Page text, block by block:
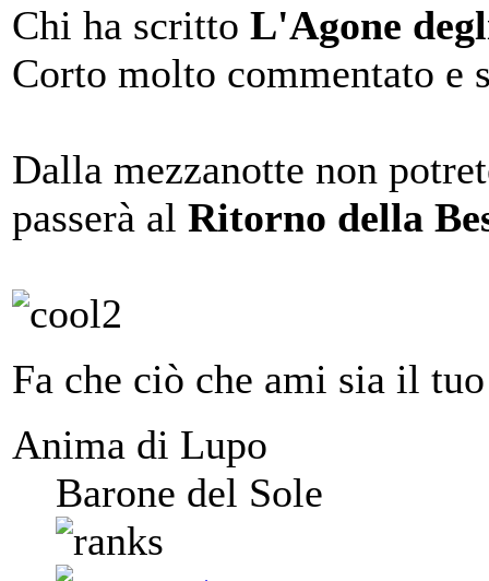
Chi ha scritto L'Agone
Corto molto commentato e
Dalla mezzanotte non
passerà al Ritorno della
Fa che ciò che ami sia il
Anima di Lupo
Barone del Sole